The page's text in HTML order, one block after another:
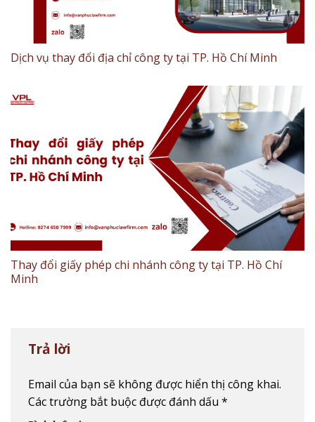
Dịch vụ thay đổi địa chỉ công ty tại TP. Hồ Chí Minh
Thay đổi giấy phép chi nhánh công ty tại TP. Hồ Chí
Minh
Trả lời
Email của bạn sẽ không được hiển thị công khai.
Các trường bắt buộc được đánh dấu *